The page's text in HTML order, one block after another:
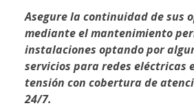
Asegure la continuidad de sus
mediante el mantenimiento
instalaciones optando por
servicios para redes eléctricas
tensión con cobertura de
24/7.